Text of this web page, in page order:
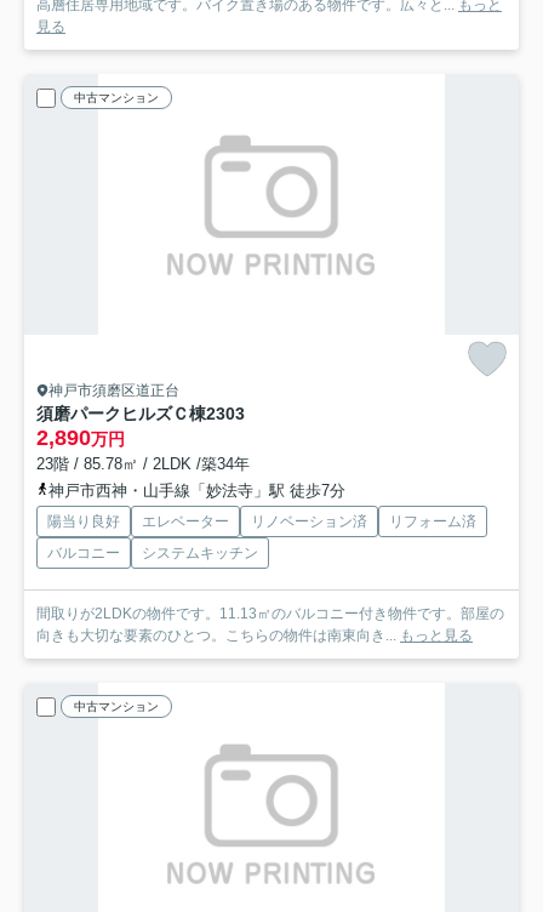
高層住居専用地域です。バイク置き場のある物件です。広々と...
もっと
見る
中古マンション
神戸市須磨区道正台
須磨パークヒルズＣ棟2303
2,890万円
23階 / 85.78㎡ / 2LDK /築34年
神戸市西神・山手線「妙法寺」駅 徒歩7分
陽当り良好 エレベーター リノベーション済
リフォーム済
バルコニー
システムキッチン
間取りが2LDKの物件です。11.13㎡のバルコニー付き物件です。部屋の
向きも大切な要素のひとつ。こちらの物件は南東向き...
もっと見る
中古マンション